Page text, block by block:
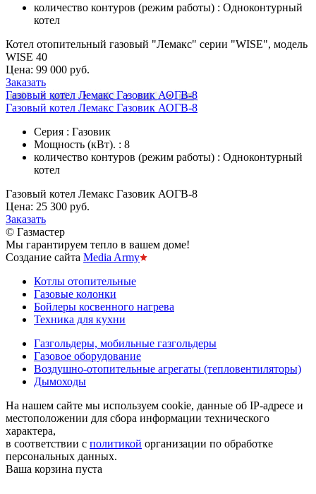
количество контуров (режим работы) : Одноконтурный
котел
Котел отопительный газовый "Лемакс" серии "WISE", модель
WISE 40
Цена: 99 000 руб.
Заказать
Газовый котел Лемакс Газовик АОГВ-8
Газовый котел Лемакс Газовик АОГВ-8
Серия : Газовик
Мощность (кВт). : 8
количество контуров (режим работы) : Одноконтурный
котел
Газовый котел Лемакс Газовик АОГВ-8
Цена: 25 300 руб.
Заказать
© Газмастер
Мы гарантируем тепло в вашем доме!
Создание сайта Media Army
Котлы отопительные
Газовые колонки
Бойлеры косвенного нагрева
Техника для кухни
Газгольдеры, мобильные газгольдеры
Газовое оборудование
Воздушно-отопительные агрегаты (тепловентиляторы)
Дымоходы
На нашем сайте мы используем cookie, данные об IP-адресе и
местоположении для сбора информации технического
характера,
в соответствии с политикой организации по обработке
персональных данных.
Ваша корзина пуста